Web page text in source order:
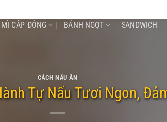
CẤP ĐÔNG BÁNH NGỌT SANDWICH
CÁCH NẤU ĂN
Tự Nấu Tươi Ngon,